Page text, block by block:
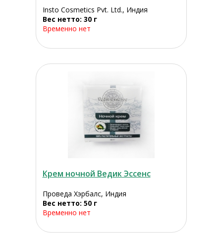
Insto Cosmetics Pvt. Ltd., Индия
Вес нетто: 30 г
Временно нет
Крем ночной Ведик Эссенс
Проведа Хэрбалс, Индия
Вес нетто: 50 г
Временно нет